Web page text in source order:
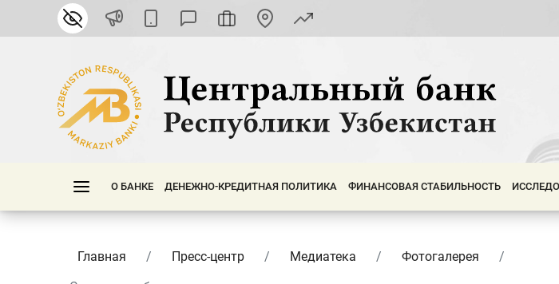
О БАНКЕ ДЕНЕЖНО-КРЕДИТНАЯ ПОЛИТИКА ФИНАНСОВАЯ СТАБИЛЬНОСТЬ
Главная Пресс-центр Медиатека
Фотогалерея